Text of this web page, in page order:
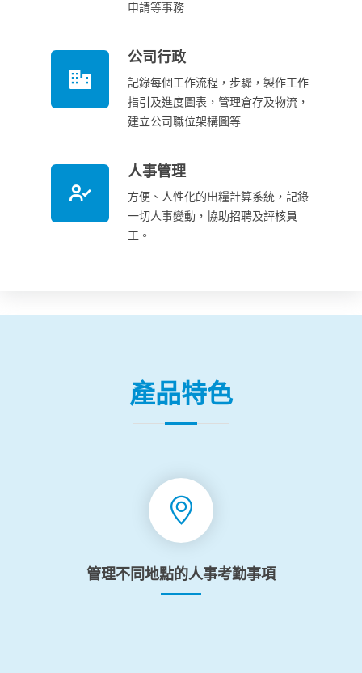
申請等事務
公司行政
記錄每個工作流程，步驟，製作工作
指引及進度圖表，管理倉存及物流，
建立公司職位架構圖等
人事管理
方便、人性化的出糧計算系統，記錄
一切人事變動，協助招聘及評核員
工。
產品特色
管理不同地點的人事考勤事項